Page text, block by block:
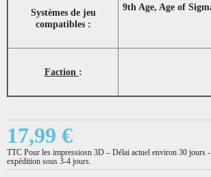
Systèmes de jeu
compatibles :
9th Age, Age of
Faction :
17,99 €
TTC Pour les impressiosn 3D – Délai actuel environ 30 jours
expédition sous 3-4 jours.